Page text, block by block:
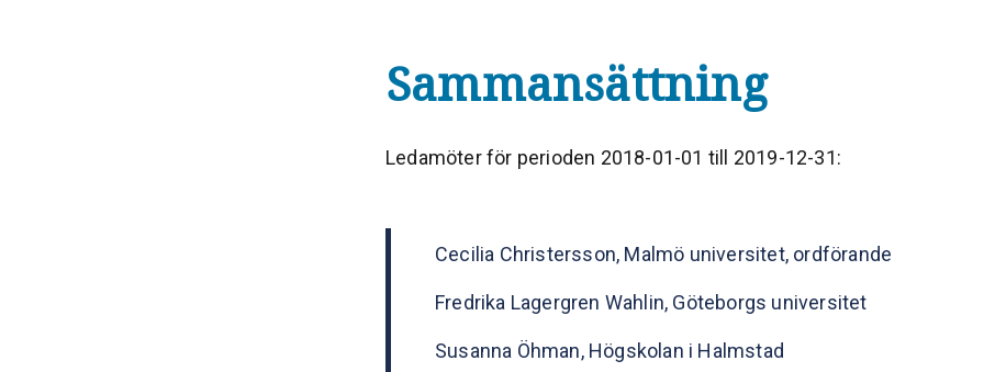
Sammansättning
Ledamöter för perioden 2018-01-01 till 2019-12-31:
Cecilia Christersson, Malmö universitet, ordförande
Fredrika Lagergren Wahlin, Göteborgs universitet
Susanna Öhman, Högskolan i Halmstad